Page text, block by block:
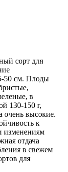
сорт для
50 см. Плоды
в
130-150 г,
очень высокие.
к
изменениям
отдача
в свежем
для